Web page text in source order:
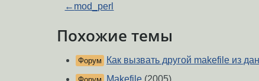
← mod_perl
Похожие темы
Форум Как вызвать другой makefile из